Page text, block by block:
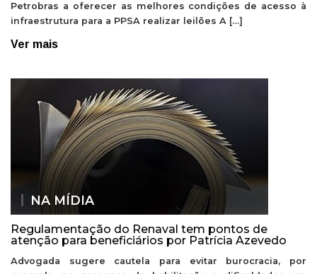
Petrobras a oferecer as melhores condições de acesso à
infraestrutura para a PPSA realizar leilões A […]
Ver mais
NA MÍDIA
Regulamentação do Renaval tem pontos de
atenção para beneficiários por Patrícia Azevedo
Advogada sugere cautela para evitar burocracia, por